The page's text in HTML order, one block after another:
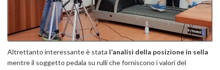
Altrettanto interessante è stata l’analisi della posizione in sella
mentre il soggetto pedala su rulli che forniscono i valori del